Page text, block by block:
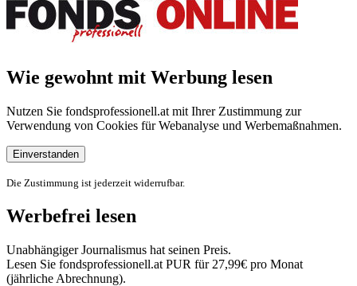
Wie gewohnt mit Werbung lesen
Nutzen Sie fondsprofessionell.at mit Ihrer Zustimmung zur
Verwendung von Cookies für Webanalyse und Werbemaßnahmen.
Einverstanden
Die Zustimmung ist jederzeit widerrufbar.
Werbefrei lesen
Unabhängiger Journalismus hat seinen Preis.
Lesen Sie fondsprofessionell.at PUR für 27,99€ pro Monat
(jährliche Abrechnung).